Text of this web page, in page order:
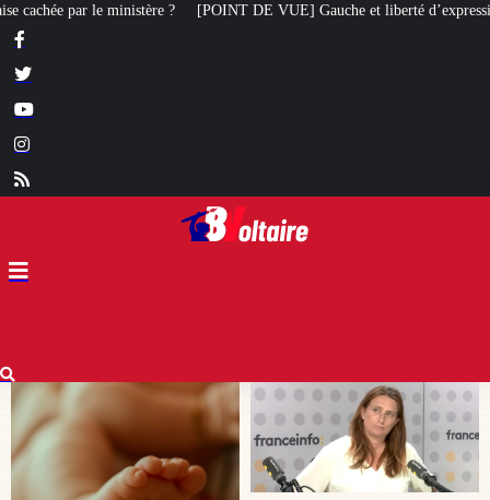
DE VUE] Gauche et liberté d’expression : Marine Tondelier veut